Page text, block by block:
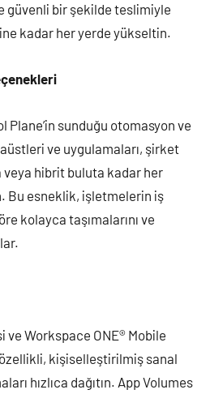
güvenli bir şekilde teslimiyle
kadar her yerde yükseltin.
Plane’in sunduğu otomasyon ve
ve uygulamaları, şirket
hibrit buluta kadar her
Bu esneklik, işletmelerin iş
kolayca taşımalarını ve
Workspace ONE® Mobile
kişiselleştirilmiş sanal
hızlıca dağıtın. App Volumes